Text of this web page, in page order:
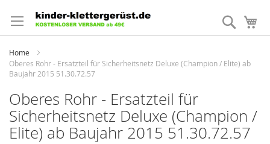
zum
Inhalt
Suche
Home
Oberes Rohr - Ersatzteil für Sicherheitsnetz Deluxe (Champion / Elite) ab
Baujahr 2015 51.30.72.57
Oberes Rohr - Ersatzteil für
Sicherheitsnetz Deluxe (Champion /
Elite) ab Baujahr 2015 51.30.72.57